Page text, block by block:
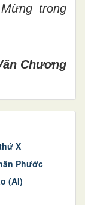
trong
Chương
X
Phước
(AI)